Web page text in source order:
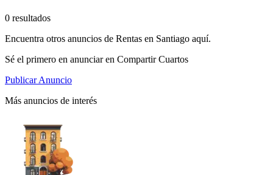
0 resultados
Encuentra otros anuncios de Rentas en Santiago aquí.
Sé el primero en anunciar en Compartir Cuartos
Publicar Anuncio
Más anuncios de interés